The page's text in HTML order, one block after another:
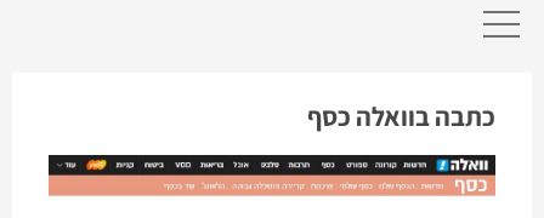
כתבה בוואלה כסף